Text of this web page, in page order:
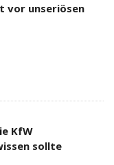
vor unseriösen
KfW
sollte